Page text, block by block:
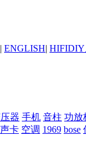
| ENGLISH|
器 手机 音柱 功放
声卡 空调 1969 bose